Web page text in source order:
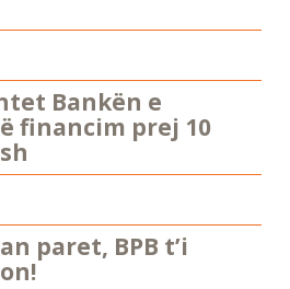
Bankën e
financim prej 10
paret, BPB t’i